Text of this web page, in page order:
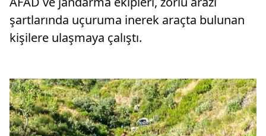
şartlarında uçuruma inerek araçta bulunan
kişilere ulaşmaya çalıştı.